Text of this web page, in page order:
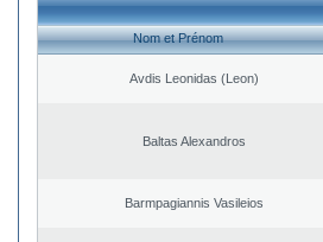
Nom et Prénom
Avdis Leonidas (Leon)
Baltas Alexandros
Barmpagiannis Vasileios